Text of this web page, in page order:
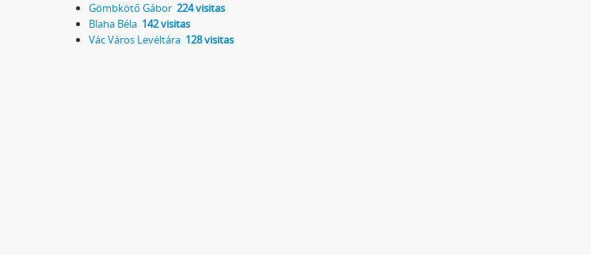
Gömbkötő Gábor 224 visitas
Blaha Béla 142 visitas
Vác Város Levéltára 128 visitas